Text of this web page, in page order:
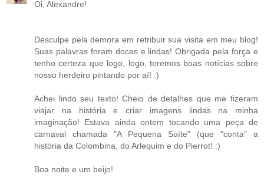
Oi, Alexandre!
Desculpe pela demora em retribuir sua visita em meu blog!
Suas palavras foram doces e lindas! Obrigada pela força e
tenho certeza que logo, logo, teremos boas notícias sobre
nosso herdeiro pintando por aí! :)
Achei lindo seu texto! Cheio de detalhes que me fizeram
viajar na história e criar imagens lindas na minha
imaginação! Estava ainda ontem tocando uma peça de
carnaval chamada "A Pequena Suíte" (que "conta" a
história da Colombina, do Arlequim e do Pierrot! :)
Boa noite e um beijo!